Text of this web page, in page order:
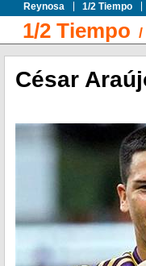
Reynosa
1/2 Tiempo
1/2 Tiempo /
César